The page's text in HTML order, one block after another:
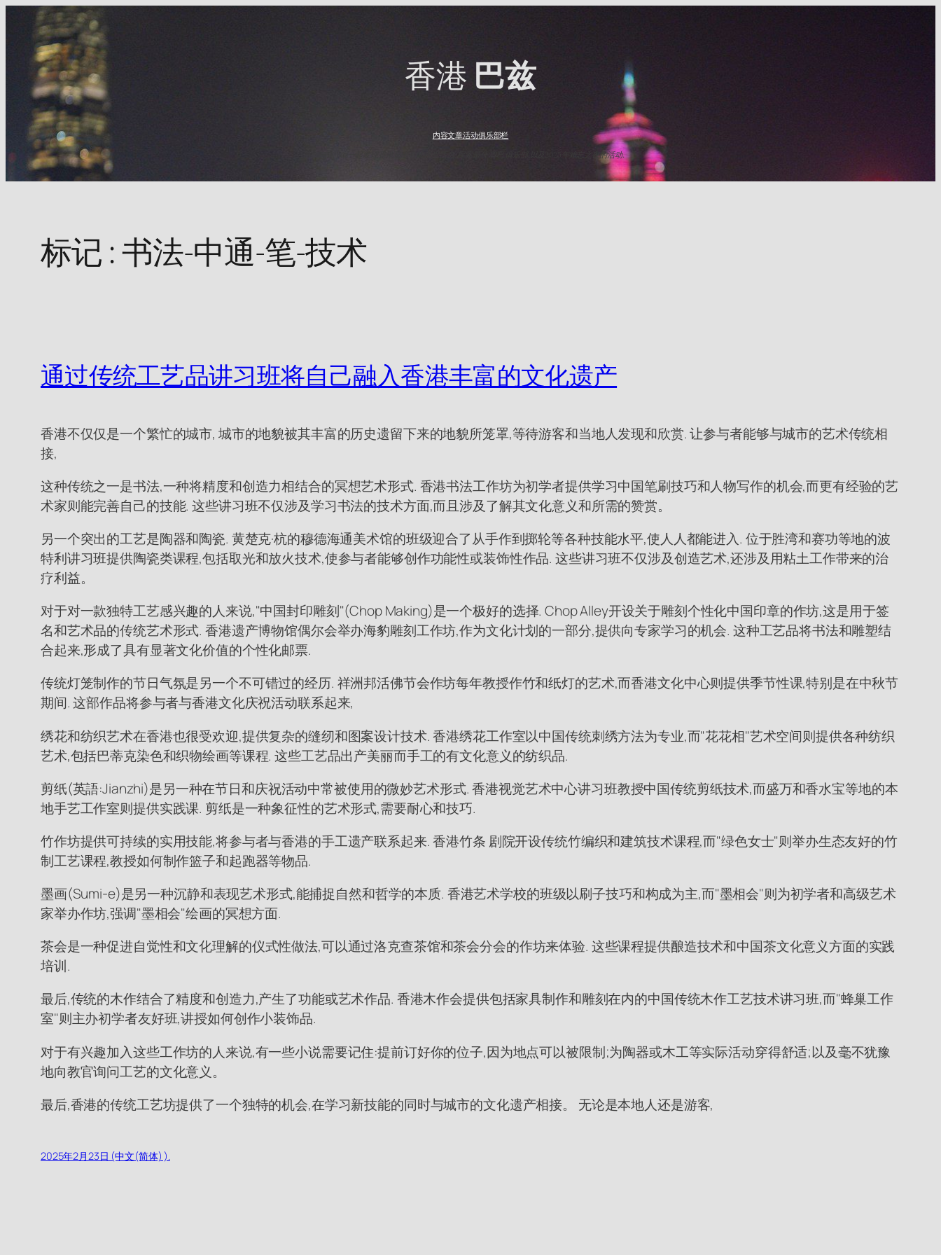
content
香港 巴兹
内容文章活动俱乐部栏
与HK Baz一起发现香港最出名的夜生活点. 探索最佳酒吧,俱乐部,以及2025年难忘之夜的活动.
标记 :书法-中通-笔-技术
通过传统工艺品讲习班将自己融入香港丰富的文化遗产
香港不仅仅是一个繁忙的城市, 城市的地貌被其丰富的历史遗留下来的地貌所笼罩,等待游客和当地人发现和欣赏. 让参与者能够与城市的艺术传统相
接,
这种传统之一是书法,一种将精度和创造力相结合的冥想艺术形式. 香港书法工作坊为初学者提供学习中国笔刷技巧和人物写作的机会,而更有经验的艺
术家则能完善自己的技能. 这些讲习班不仅涉及学习书法的技术方面,而且涉及了解其文化意义和所需的赞赏。
另一个突出的工艺是陶器和陶瓷. 黄楚克·杭的穆德海通美术馆的班级迎合了从手作到掷轮等各种技能水平,使人人都能进入. 位于胜湾和赛功等地的波
特利讲习班提供陶瓷类课程,包括取光和放火技术,使参与者能够创作功能性或装饰性作品. 这些讲习班不仅涉及创造艺术,还涉及用粘土工作带来的治
疗利益。
对于对一款独特工艺感兴趣的人来说,"中国封印雕刻"(Chop Making)是一个极好的选择. Chop Alley开设关于雕刻个性化中国印章的作坊,这是用于签
名和艺术品的传统艺术形式. 香港遗产博物馆偶尔会举办海豹雕刻工作坊,作为文化计划的一部分,提供向专家学习的机会. 这种工艺品将书法和雕塑结
合起来,形成了具有显著文化价值的个性化邮票.
传统灯笼制作的节日气氛是另一个不可错过的经历. 祥洲邦活佛节会作坊每年教授作竹和纸灯的艺术,而香港文化中心则提供季节性课,特别是在中秋节
期间. 这部作品将参与者与香港文化庆祝活动联系起来,
绣花和纺织艺术在香港也很受欢迎,提供复杂的缝纫和图案设计技术. 香港绣花工作室以中国传统刺绣方法为专业,而"花花相"艺术空间则提供各种纺织
艺术,包括巴蒂克染色和织物绘画等课程. 这些工艺品出产美丽而手工的有文化意义的纺织品.
剪纸(英語:Jianzhi)是另一种在节日和庆祝活动中常被使用的微妙艺术形式. 香港视觉艺术中心讲习班教授中国传统剪纸技术,而盛万和香水宝等地的本
地手艺工作室则提供实践课. 剪纸是一种象征性的艺术形式,需要耐心和技巧.
竹作坊提供可持续的实用技能,将参与者与香港的手工遗产联系起来. 香港竹条 剧院开设传统竹编织和建筑技术课程,而"绿色女士"则举办生态友好的竹
制工艺课程,教授如何制作篮子和起跑器等物品.
墨画(Sumi-e)是另一种沉静和表现艺术形式,能捕捉自然和哲学的本质. 香港艺术学校的班级以刷子技巧和构成为主,而"墨相会"则为初学者和高级艺术
家举办作坊,强调"墨相会"绘画的冥想方面.
茶会是一种促进自觉性和文化理解的仪式性做法,可以通过洛克查茶馆和茶会分会的作坊来体验. 这些课程提供酿造技术和中国茶文化意义方面的实践
培训.
最后,传统的木作结合了精度和创造力,产生了功能或艺术作品. 香港木作会提供包括家具制作和雕刻在内的中国传统木作工艺技术讲习班,而"蜂巢工作
室"则主办初学者友好班,讲授如何创作小装饰品.
对于有兴趣加入这些工作坊的人来说,有一些小说需要记住:提前订好你的位子,因为地点可以被限制;为陶器或木工等实际活动穿得舒适;以及毫不犹豫
地向教官询问工艺的文化意义。
最后,香港的传统工艺坊提供了一个独特的机会,在学习新技能的同时与城市的文化遗产相接。 无论是本地人还是游客,
2025年2月23日 (中文(简体) ).